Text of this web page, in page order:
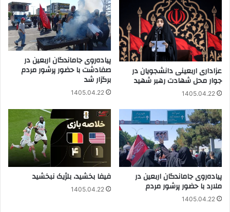
عزاداری اربعینی دانشجویان در
جوار محل شهادت رهبر شهید
1405.04.22
پیاده‌روی جاماندگان اربعین در
صفادشت با حضور پرشور مردم
برگزار شد
1405.04.22
پیاده‌روی جاماندگان اربعین در
ملارد با حضور پرشور مردم
1405.04.22
فیفا بخشید، بلژیک نبخشید
1405.04.22